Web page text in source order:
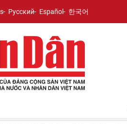
Русский Español 한국어